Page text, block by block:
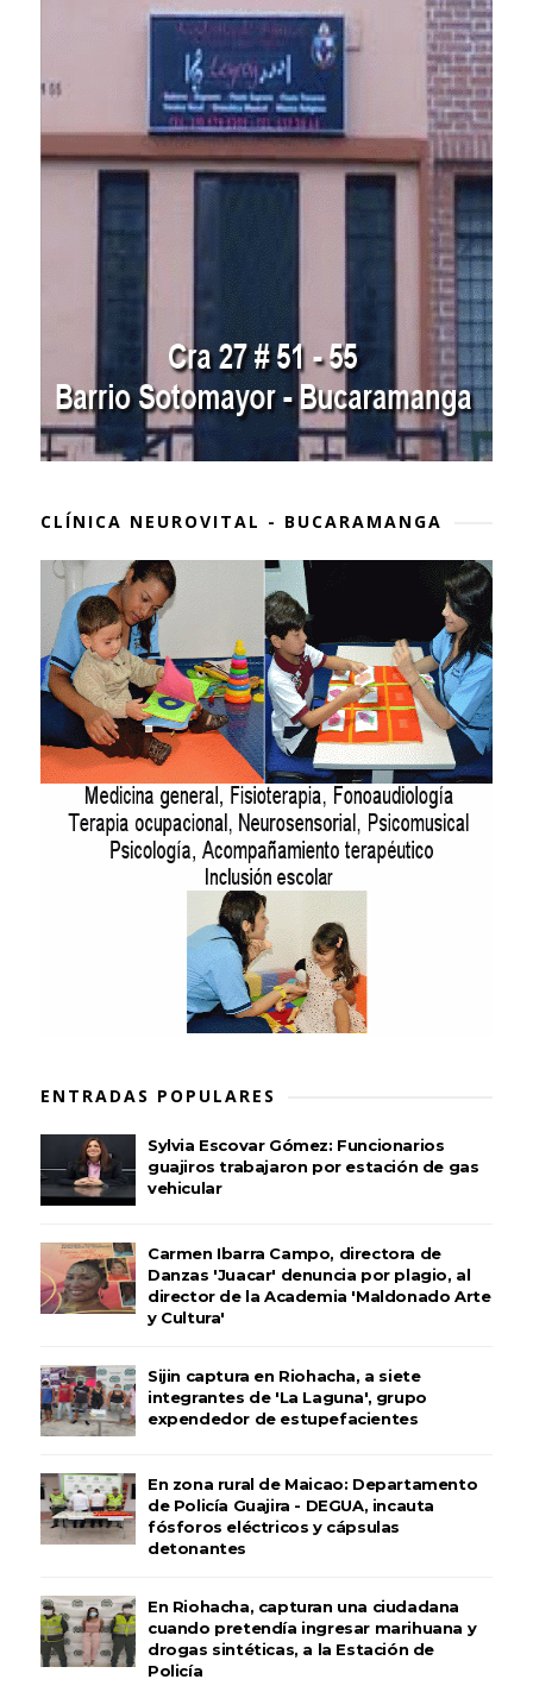
CLÍNICA NEUROVITAL - BUCARAMANGA
ENTRADAS POPULARES
Sylvia Escovar Gómez: Funcionarios
guajiros trabajaron por estación de gas
vehicular
Carmen Ibarra Campo, directora de
Danzas 'Juacar' denuncia por plagio, al
director de la Academia 'Maldonado Arte
y Cultura'
Sijin captura en Riohacha, a siete
integrantes de 'La Laguna', grupo
expendedor de estupefacientes
En zona rural de Maicao: Departamento
de Policía Guajira - DEGUA, incauta
fósforos eléctricos y cápsulas
detonantes
En Riohacha, capturan una ciudadana
cuando pretendía ingresar marihuana y
drogas sintéticas, a la Estación de
Policía